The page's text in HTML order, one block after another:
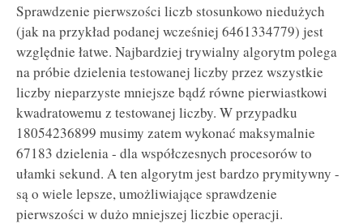
Sprawdzenie pierwszości liczb stosunkowo niedużych
(jak na przykład podanej wcześniej 6461334779) jest
względnie łatwe. Najbardziej trywialny algorytm polega
na próbie dzielenia testowanej liczby przez wszystkie
liczby nieparzyste mniejsze bądź równe pierwiastkowi
kwadratowemu z testowanej liczby. W przypadku
18054236899 musimy zatem wykonać maksymalnie
67183 dzielenia - dla współczesnych procesorów to
ułamki sekund. A ten algorytm jest bardzo prymitywny -
są o wiele lepsze, umożliwiające sprawdzenie
pierwszości w dużo mniejszej liczbie operacji.